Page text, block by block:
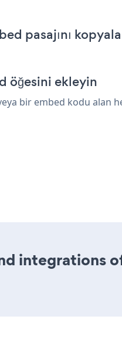
pasajını kopyala
öğesini ekleyin
bir embed kodu alan
integrations